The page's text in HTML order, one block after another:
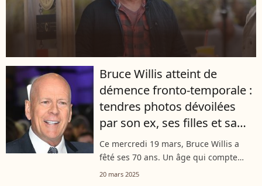
Bruce Willis atteint de
démence fronto-temporale :
tendres photos dévoilées
par son ex, ses filles et sa
femme pour ses 70 ans
Ce mercredi 19 mars, Bruce Willis a
fêté ses 70 ans. Un âge qui compte
pour l’acteur qui se bat contre la
20 mars 2025